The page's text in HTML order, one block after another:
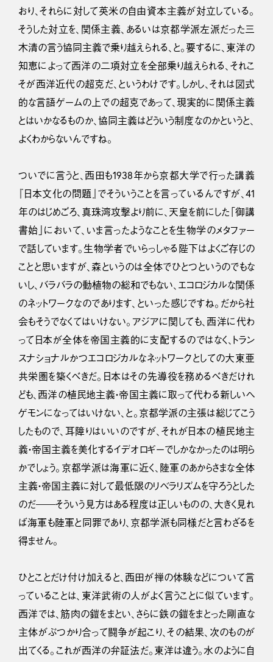
おり、それらに対して英米の自由資本主義が対立している。
そうした対立を、関係主義、あるいは京都学派左派だった三
木清の言う協同主義で乗り越えられる、と。要するに、東洋の
知恵によって西洋の二項対立を全部乗り越えられる、それこ
そが西洋近代の超克だ、というわけです。しかし、それは図式
的な言語ゲームの上での超克であって、現実的に関係主義
とはいかなるものか、協同主義はどういう制度なのかというと、
よくわからないんですね。
ついでに言うと、西田も1938年から京都大学で行った講義
『日本文化の問題』でそういうことを言っているんですが、41
年のはじめごろ、真珠湾攻撃より前に、天皇を前にした「御講
書始」において、いま言ったようなことを生物学のメタファー
で話しています。生物学者でいらっしゃる陛下はよくご存じの
ことと思いますが、森というのは全体でひとつというのでもな
いし、バラバラの動植物の総和でもない、エコロジカルな関係
のネットワークなのであります、といった感じですね。だから社
会もそうでなくてはいけない。アジアに関しても、西洋に代わ
って日本が全体を帝国主義的に支配するのではなく、トラン
スナショナルかつエコロジカルなネットワークとしての大東亜
共栄圏を築くべきだ。日本はその先導役を務めるべきだけれ
ども、西洋の植民地主義・帝国主義に取って代わる新しいヘ
ゲモンになってはいけない、と。京都学派の主張は総じてこう
したもので、耳障りはいいのですが、それが日本の植民地主
義・帝国主義を美化するイデオロギーでしかなかったのは明ら
かでしょう。京都学派は海軍に近く、陸軍のあからさまな全体
主義・帝国主義に対して最低限のリベラリズムを守ろうとした
のだ――そういう見方はある程度は正しいものの、大きく見れ
ば海軍も陸軍と同罪であり、京都学派も同様だと言わざるを
得ません。
ひとことだけ付け加えると、西田が禅の体験などについて言
っていることは、東洋武術の人がよく言うことに似ています。
西洋では、筋肉の鎧をまとい、さらに鉄の鎧をまとった剛直な
主体がぶつかり合って闘争が起こり、その結果、次のものが
出てくる。これが西洋の弁証法だ。東洋は違う。水のように自